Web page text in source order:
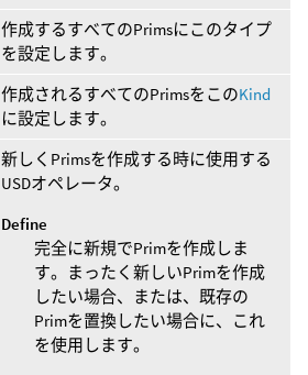
作成するすべてのPrimsにこのタイプ
を設定します。
作成されるすべてのPrimsをこのKind
に設定します。
新しくPrimsを作成する時に使用する
USDオペレータ。
Define
完全に新規でPrimを作成しま
す。まったく新しいPrimを作成
したい場合、または、既存の
Primを置換したい場合に、これ
を使用します。